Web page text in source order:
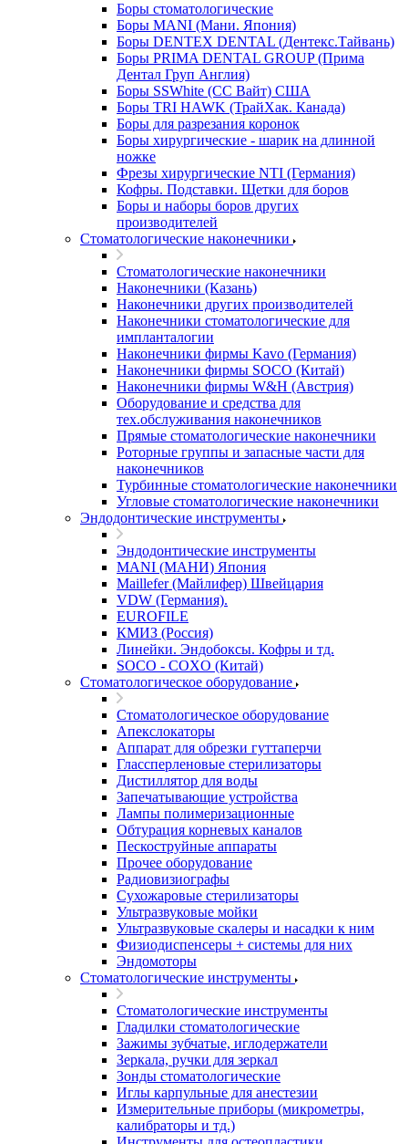
Боры стоматологические
Боры MANI (Мани. Япония)
Боры DENTEX DENTAL (Дентекс.Тайвань)
Боры PRIMA DENTAL GROUP (Прима
Дентал Груп Англия)
Боры SSWhite (СС Вайт) США
Боры TRI HAWK (ТрайХак. Канада)
Боры для разрезания коронок
Боры хирургические - шарик на длинной
ножке
Фрезы хирургические NTI (Германия)
Кофры. Подставки. Щетки для боров
Боры и наборы боров других
производителей
Стоматологические наконечники
Стоматологические наконечники
Наконечники (Казань)
Наконечники других производителей
Наконечники стоматологические для
импланталогии
Наконечники фирмы Kavo (Германия)
Наконечники фирмы SOCO (Китай)
Наконечники фирмы W&H (Австрия)
Оборудование и средства для
тех.обслуживания наконечников
Прямые стоматологические наконечники
Роторные группы и запасные части для
наконечников
Турбинные стоматологические наконечники
Угловые стоматологические наконечники
Эндодонтические инструменты
Эндодонтические инструменты
MANI (МАНИ) Япония
Maillefer (Майлифер) Швейцария
VDW (Германия).
EUROFILE
КМИЗ (Россия)
Линейки. Эндобоксы. Кофры и тд.
SOCO - COXO (Китай)
Стоматологическое оборудование
Стоматологическое оборудование
Апекслокаторы
Аппарат для обрезки гуттаперчи
Глассперленовые стерилизаторы
Дистиллятор для воды
Запечатывающие устройства
Лампы полимеризационные
Обтурация корневых каналов
Пескоструйные аппараты
Прочее оборудование
Радиовизиографы
Сухожаровые стерилизаторы
Ультразвуковые мойки
Ультразвуковые скалеры и насадки к ним
Физиодиспенсеры + системы для них
Эндомоторы
Стоматологические инструменты
Стоматологические инструменты
Гладилки стоматологические
Зажимы зубчатые, иглодержатели
Зеркала, ручки для зеркал
Зонды стоматологические
Иглы карпульные для анестезии
Измерительные приборы (микрометры,
калибраторы и тд.)